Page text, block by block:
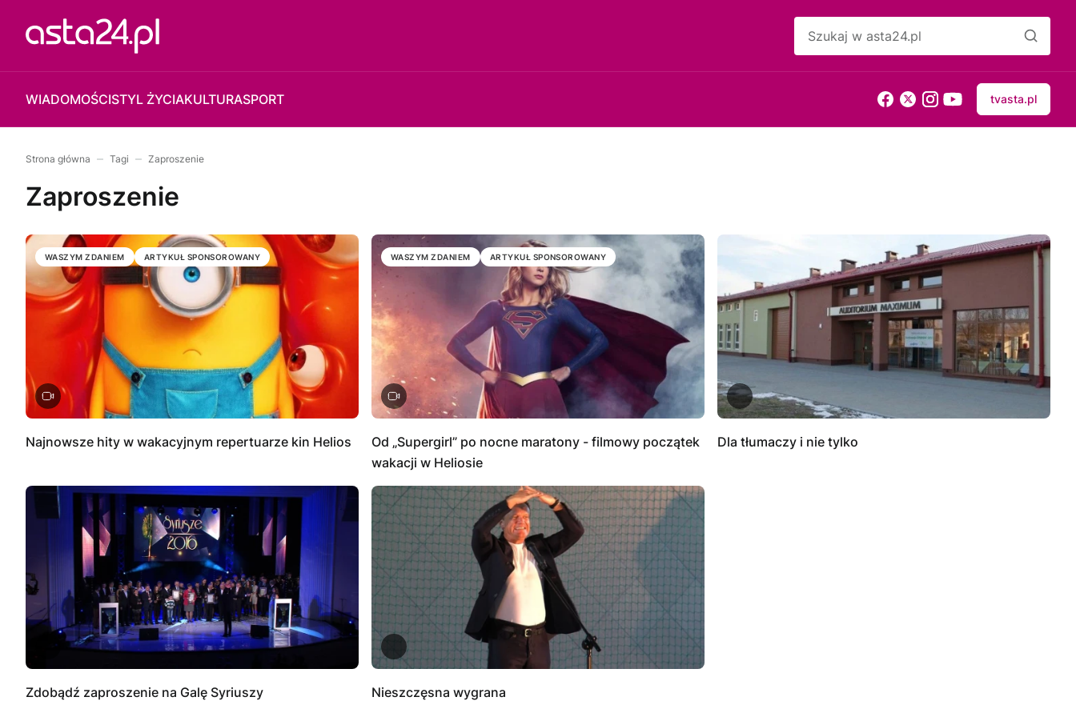
WIADOMOŚCISTYL ŻYCIAKULTURASPORT tvasta.pl
Strona główna Tagi Zaproszenie
Zaproszenie
WASZYM ZDANIEM ARTYKUŁ SPONSOROWANY
Najnowsze hity w wakacyjnym repertuarze kin Helios
WASZYM ZDANIEM ARTYKUŁ SPONSOROWANY
Od „Supergirl” po nocne maratony - filmowy początek
wakacji w Heliosie
Dla tłumaczy i nie tylko
Zdobądź zaproszenie na Galę Syriuszy Nieszczęsna wygrana